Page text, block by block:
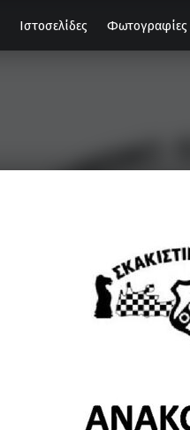
Ιστοσελίδες
Φωτογραφίες